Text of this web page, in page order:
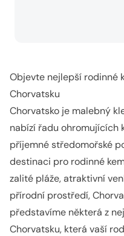
5. Plitvice Holiday
Objevte nejlepší rodinné
Chorvatsku
Chorvatsko je malebný
nabízí řadu ohromujících
příjemné středomořské
destinaci pro rodinné
zalité pláže, atraktivní
přírodní prostředí,
představíme některá z
Chorvatsku, která vaší